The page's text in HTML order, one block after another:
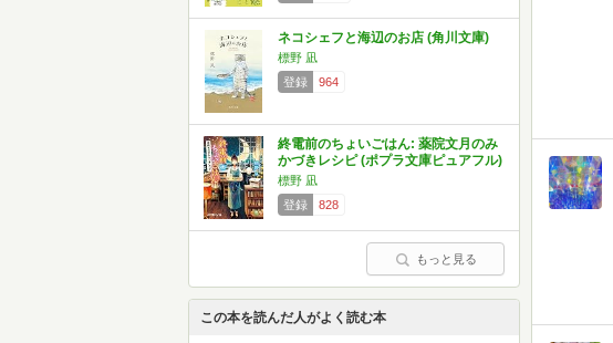
ネコシェフと海辺のお店 (角川文庫)
標野 凪
登録
964
終電前のちょいごはん: 薬院文月のみ
かづきレシピ (ポプラ文庫ピュアフル)
標野 凪
登録
828
もっと見る
この本を読んだ人がよく読む本